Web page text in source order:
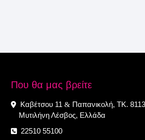
Που θα μας βρείτε
Καβέτσου 11 & Παπανικολή, ΤΚ.
Μυτιλήνη Λέσβος, Ελλάδα
22510 55100